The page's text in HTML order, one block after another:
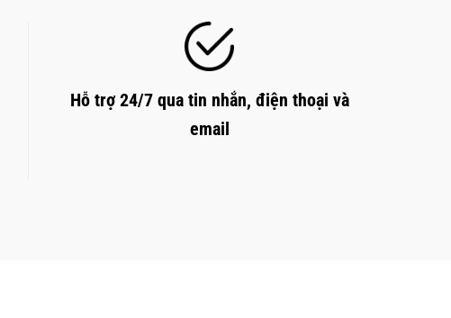
Hỗ trợ 24/7 qua tin nhắn, điện thoại và
email